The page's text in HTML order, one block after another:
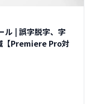
ル | 誤字脱字、字
【Premiere Pro対